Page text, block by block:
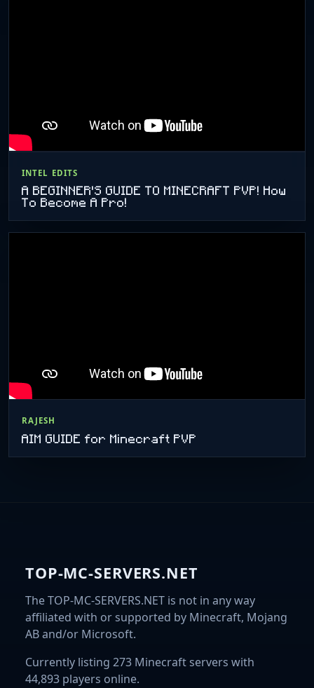
INTEL EDITS
A BEGINNER'S GUIDE TO MINECRAFT PVP! How
To Become A Pro!
RAJESH
AIM GUIDE for Minecraft PVP
TOP-MC-SERVERS.NET
The TOP-MC-SERVERS.NET is not in any way
affiliated with or supported by Minecraft, Mojang
AB and/or Microsoft.
Currently listing 273 Minecraft servers with
44,893 players online.